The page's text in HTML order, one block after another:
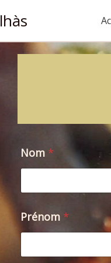
Nom *
e
s
a
Prénom *